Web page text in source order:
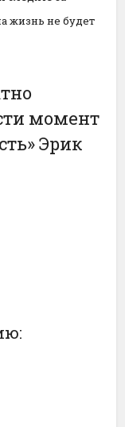
жизнь не будет
момент
Эрик